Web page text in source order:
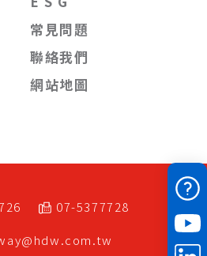
常見問題
聯絡我們
網站地圖
07-5377728